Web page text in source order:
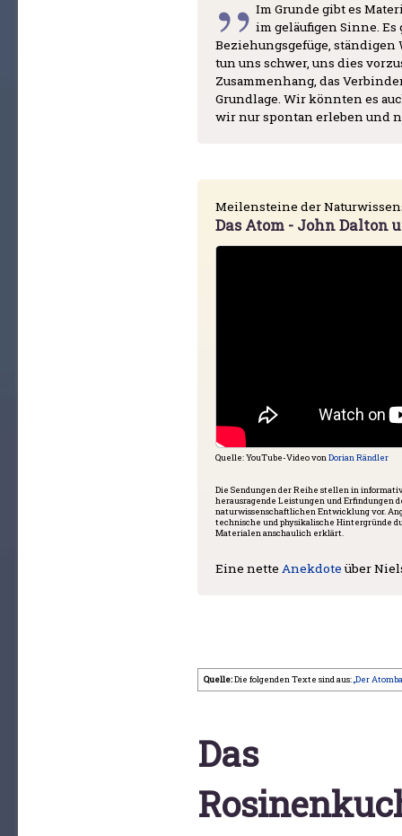
Im Grunde gibt es
im geläufigen Sinne.
Beziehungsgefüge,
tun uns schwer, uns dies
Zusammenhang, das
Grundlage. Wir könnten es
wir nur spontan erleben und
Meilensteine der
Das Atom - John Dalton
Quelle: YouTube-Video vonDorian Rändler
Die Sendungen der Reihe stellen in
herausragende Leistungen und Erfindungen
naturwissenschaftlichen Entwicklung vor.
technische und physikalische Hintergründe
Materialen anschaulich erklärt.
Eine nette Anekdote über
Quelle:Die folgenden Texte sind aus:„Der
Das